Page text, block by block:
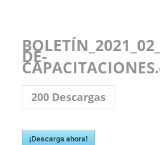
DE-
200Descargas
¡Descarga ahora!